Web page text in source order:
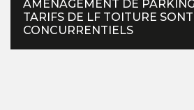
AMÉNAGEMENT DE
TARIFS DE LF TOITURE
CONCURRENTIELS